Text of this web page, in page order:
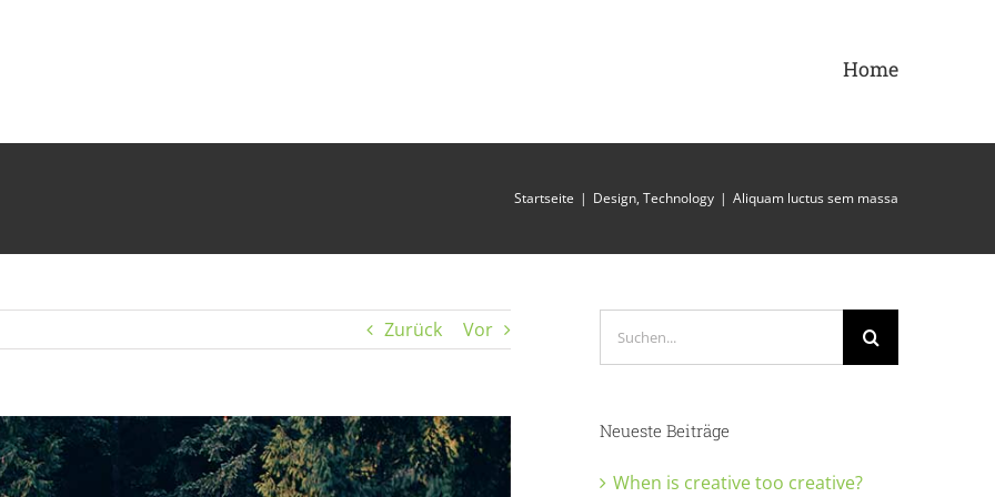
Home
Startseite | Design, Technology | Aliquam luctus sem massa
Zurück Vor
Neueste Beiträge
When is creative too creative?